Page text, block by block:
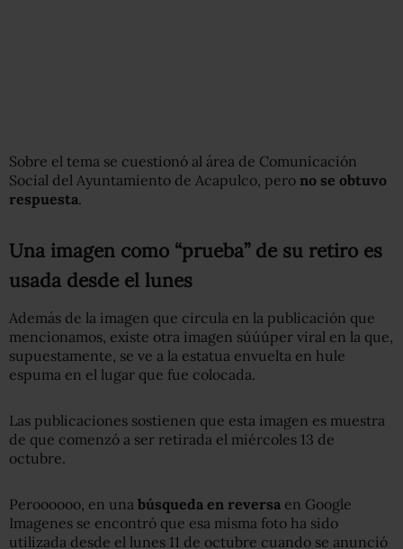
Sobre el tema se cuestionó al área de Comunicación
Social del Ayuntamiento de Acapulco, pero no se obtuvo
respuesta.
Una imagen como “prueba” de su retiro es
usada desde el lunes
Además de la imagen que circula en la publicación que
mencionamos, existe otra imagen súúúper viral en la que,
supuestamente, se ve a la estatua envuelta en hule
espuma en el lugar que fue colocada.
Las publicaciones sostienen que esta imagen es muestra
de que comenzó a ser retirada el miércoles 13 de
octubre.
Peroooooo, en una búsqueda en reversa en Google
Imagenes se encontró que esa misma foto ha sido
utilizada desde el lunes 11 de octubre cuando se anunció